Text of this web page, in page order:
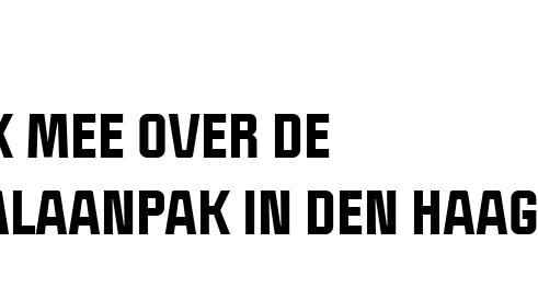
MEE OVER DE
IN DEN HAAG